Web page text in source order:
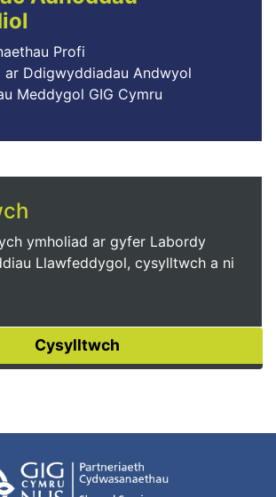
Profi
ar Ddigwyddiadau Andwyol
Meddygol GIG Cymru
ymholiad ar gyfer Labordy
Llawfeddygol, cysylltwch a ni